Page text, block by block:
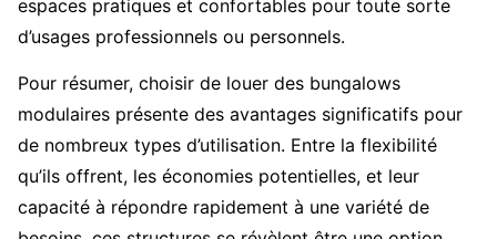
espaces pratiques et confortables pour toute sorte
d’usages professionnels ou personnels.
Pour résumer, choisir de louer des bungalows
modulaires présente des avantages significatifs pour
de nombreux types d’utilisation. Entre la flexibilité
qu’ils offrent, les économies potentielles, et leur
capacité à répondre rapidement à une variété de